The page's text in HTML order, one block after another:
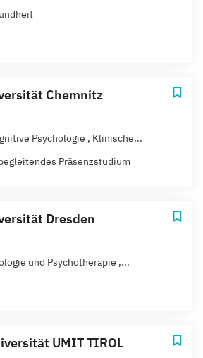
Chemnitz
Psychologie , Klinische...
Präsenzstudium
Dresden
und Psychotherapie ,...
UMIT TIROL